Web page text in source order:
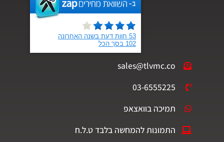
sales@tlvmc.co
03-6555225
תמיכה בוואצאפ
התמונות להמחשה בלבד ט.ל.ח